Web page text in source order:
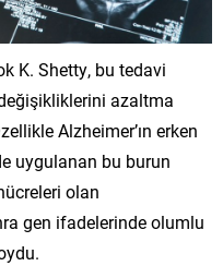
K. Shetty, bu tedavi
azaltma
Alzheimer’ın erken
uygulanan bu burun
olan
gen ifadelerinde olumlu